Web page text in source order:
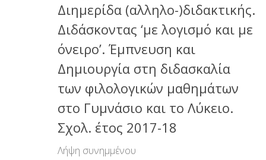
Διημερίδα (αλληλο-)διδακτικής.
Διδάσκοντας ‘με λογισμό και με
όνειρο’. Έμπνευση και
Δημιουργία στη διδασκαλία
των φιλολογικών μαθημάτων
στο Γυμνάσιο και το Λύκειο.
Σχολ. έτος 2017-18
Λήψη συνημμένου